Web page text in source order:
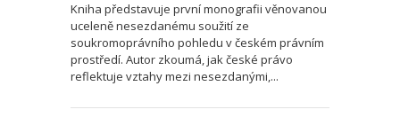
Kniha představuje první monografii věnovanou
uceleně nesezdanému soužití ze
soukromoprávního pohledu v českém právním
prostředí. Autor zkoumá, jak české právo
reflektuje vztahy mezi nesezdanými,...